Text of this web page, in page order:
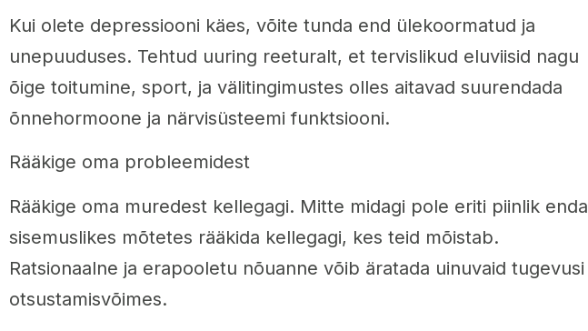
Kui olete depressiooni käes, võite tunda end ülekoormatud ja
unepuuduses. Tehtud uuring reeturalt, et tervislikud eluviisid nagu
õige toitumine, sport, ja välitingimustes olles aitavad suurendada
õnnehormoone ja närvisüsteemi funktsiooni.
Rääkige oma probleemidest
Rääkige oma muredest kellegagi. Mitte midagi pole eriti piinlik enda
sisemuslikes mõtetes rääkida kellegagi, kes teid mõistab.
Ratsionaalne ja erapooletu nõuanne võib äratada uinuvaid tugevusi
otsustamisvõimes.